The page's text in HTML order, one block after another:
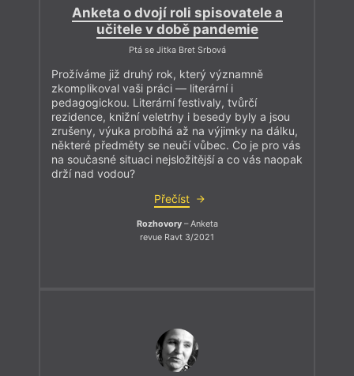
Anketa o dvojí roli spisovatele a
učitele v době pandemie
Ptá se Jitka Bret Srbová
Prožíváme již druhý rok, který významně
zkomplikoval vaši práci — literární i
pedagogickou. Literární festivaly, tvůrčí
rezidence, knižní veletrhy i besedy byly a jsou
zrušeny, výuka probíhá až na výjimky na dálku,
některé předměty se neučí vůbec. Co je pro vás
na současné situaci nejsložitější a co vás naopak
drží nad vodou?
Přečíst
Rozhovory– Anketa
revue Ravt 3/2021